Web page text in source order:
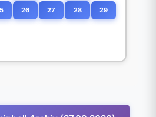
26 27 28 29